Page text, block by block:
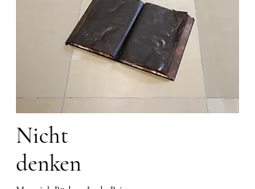
Nicht
denken